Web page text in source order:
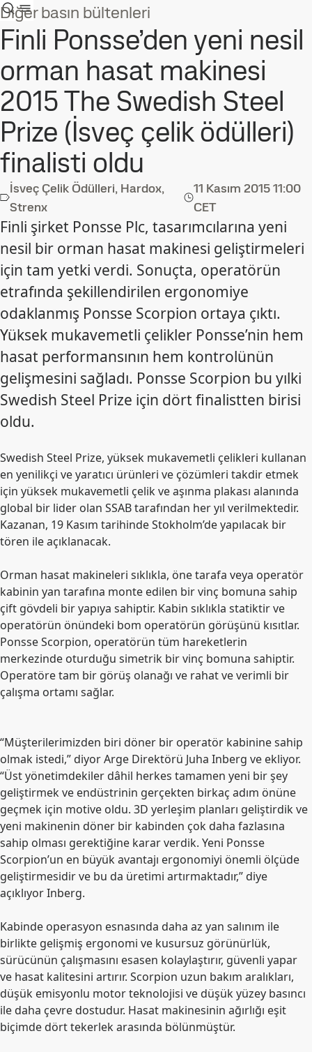
Diğer basın bültenleri
Finli Ponsse’den yeni nesil
orman hasat makinesi
2015 The Swedish Steel
Prize (İsveç çelik ödülleri)
finalisti oldu
İsveç Çelik Ödülleri, Hardox,
Strenx
11 Kasım 201511:00
CET
Finli şirket Ponsse Plc, tasarımcılarına yeni
nesil bir orman hasat makinesi geliştirmeleri
için tam yetki verdi. Sonuçta, operatörün
etrafında şekillendirilen ergonomiye
odaklanmış Ponsse Scorpion ortaya çıktı.
Yüksek mukavemetli çelikler Ponsse’nin hem
hasat performansının hem kontrolünün
gelişmesini sağladı. Ponsse Scorpion bu yılki
Swedish Steel Prize için dört finalistten birisi
oldu.
Swedish Steel Prize, yüksek mukavemetli çelikleri kullanan
en yenilikçi ve yaratıcı ürünleri ve çözümleri takdir etmek
için yüksek mukavemetli çelik ve aşınma plakası alanında
global bir lider olan SSAB tarafından her yıl verilmektedir.
Kazanan, 19 Kasım tarihinde Stokholm’de yapılacak bir
tören ile açıklanacak.
Orman hasat makineleri sıklıkla, öne tarafa veya operatör
kabinin yan tarafına monte edilen bir vinç bomuna sahip
çift gövdeli bir yapıya sahiptir. Kabin sıklıkla statiktir ve
operatörün önündeki bom operatörün görüşünü kısıtlar.
Ponsse Scorpion, operatörün tüm hareketlerin
merkezinde oturduğu simetrik bir vinç bomuna sahiptir.
Operatöre tam bir görüş olanağı ve rahat ve verimli bir
çalışma ortamı sağlar.
“Müşterilerimizden biri döner bir operatör kabinine sahip
olmak istedi,” diyor Arge Direktörü Juha Inberg ve ekliyor.
“Üst yönetimdekiler dâhil herkes tamamen yeni bir şey
geliştirmek ve endüstrinin gerçekten birkaç adım önüne
geçmek için motive oldu. 3D yerleşim planları geliştirdik ve
yeni makinenin döner bir kabinden çok daha fazlasına
sahip olması gerektiğine karar verdik. Yeni Ponsse
Scorpion’un en büyük avantajı ergonomiyi önemli ölçüde
geliştirmesidir ve bu da üretimi artırmaktadır,” diye
açıklıyor Inberg.
Kabinde operasyon esnasında daha az yan salınım ile
birlikte gelişmiş ergonomi ve kusursuz görünürlük,
sürücünün çalışmasını esasen kolaylaştırır, güvenli yapar
ve hasat kalitesini artırır. Scorpion uzun bakım aralıkları,
düşük emisyonlu motor teknolojisi ve düşük yüzey basıncı
ile daha çevre dostudur. Hasat makinesinin ağırlığı eşit
biçimde dört tekerlek arasında bölünmüştür.